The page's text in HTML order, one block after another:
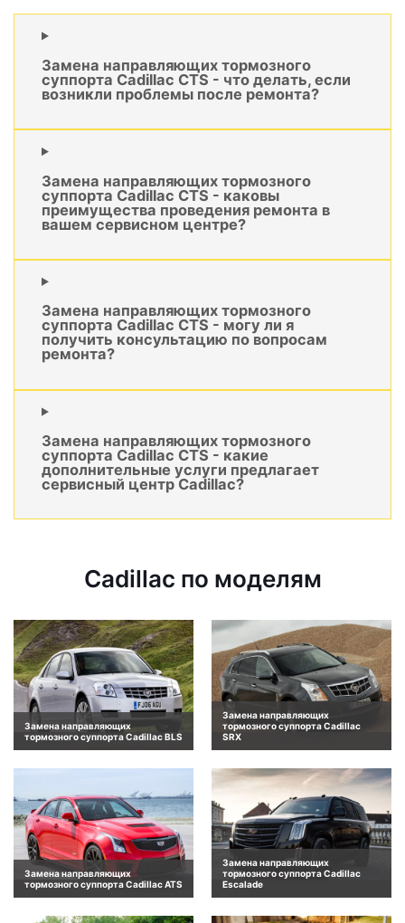
Замена направляющих тормозного
суппорта Cadillac CTS - что делать, если
возникли проблемы после ремонта?
Замена направляющих тормозного
суппорта Cadillac CTS - каковы
преимущества проведения ремонта в
вашем сервисном центре?
Замена направляющих тормозного
суппорта Cadillac CTS - могу ли я
получить консультацию по вопросам
ремонта?
Замена направляющих тормозного
суппорта Cadillac CTS - какие
дополнительные услуги предлагает
сервисный центр Cadillac?
Cadillac по моделям
Замена направляющих
тормозного суппорта Cadillac BLS
Замена направляющих
тормозного суппорта Cadillac
SRX
Замена направляющих
тормозного суппорта Cadillac ATS
Замена направляющих
тормозного суппорта Cadillac
Escalade